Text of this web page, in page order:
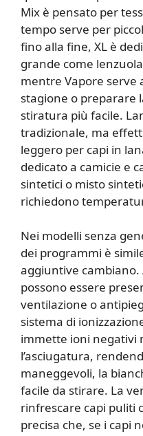
Mix è pensato per
tempo serve per
fino alla fine, XL è
grande come
mentre Vapore serve
stagione o preparare
stiratura più facile.
tradizionale, ma
leggero per capi in
dedicato a camicie e
sintetici o misto
richiedono
Nei modelli senza
dei programmi è
aggiuntive cambiano.
possono essere
ventilazione o
sistema di
immette ioni negativi
l’asciugatura,
maneggevoli, la
facile da stirare. La
rinfrescare capi puliti
precisa che, se i capi